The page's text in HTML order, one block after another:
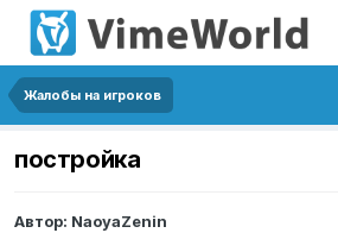
Жалобы на игроков
постройка
Автор: NaoyaZenin